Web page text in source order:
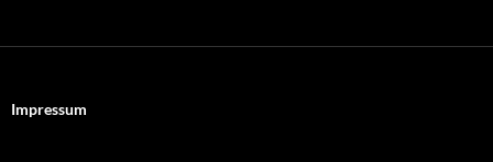
Impressum